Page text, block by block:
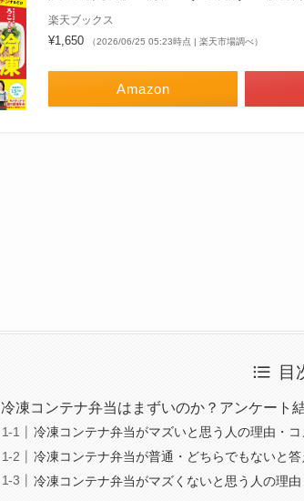
楽天ブックス
¥1,650 （2026/06/25 05:23時点 | 楽天市場調べ）
Amazon
目
冷凍コンテナ弁当はまずいのか？アンケート
冷凍コンテナ弁当がマズいと思う人の理由・コ
冷凍コンテナ弁当が普通・どちらでもないと
冷凍コンテナ弁当がマズくないと思う人の理由